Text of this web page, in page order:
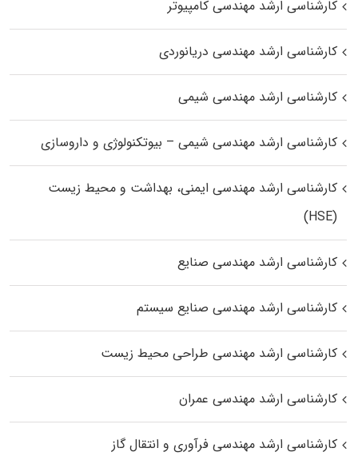
کارشناسی ارشد مهندسی کامپیوتر
کارشناسی ارشد مهندسی دریانوردی
کارشناسی ارشد مهندسی شیمی
کارشناسی ارشد مهندسی شیمی – بیوتکنولوژی و داروسازی
کارشناسی ارشد مهندسی ایمنی، بهداشت و محیط زیست
(HSE)
کارشناسی ارشد مهندسی صنایع
کارشناسی ارشد مهندسی صنایع سیستم
کارشناسی ارشد مهندسی طراحی محیط زیست
کارشناسی ارشد مهندسی عمران
کارشناسی ارشد مهندسی فرآوری و انتقال گاز